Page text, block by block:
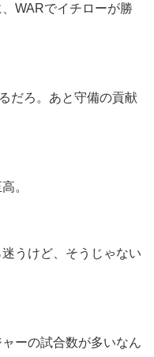
WARでイチローが勝
だろ。あと守備の貢献
。
うけど、そうじゃない
ーの試合数が多いなん